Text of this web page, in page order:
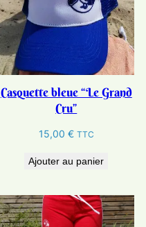
Casquette bleue “Le Grand
Cru”
15,00 € TTC
Ajouter au panier